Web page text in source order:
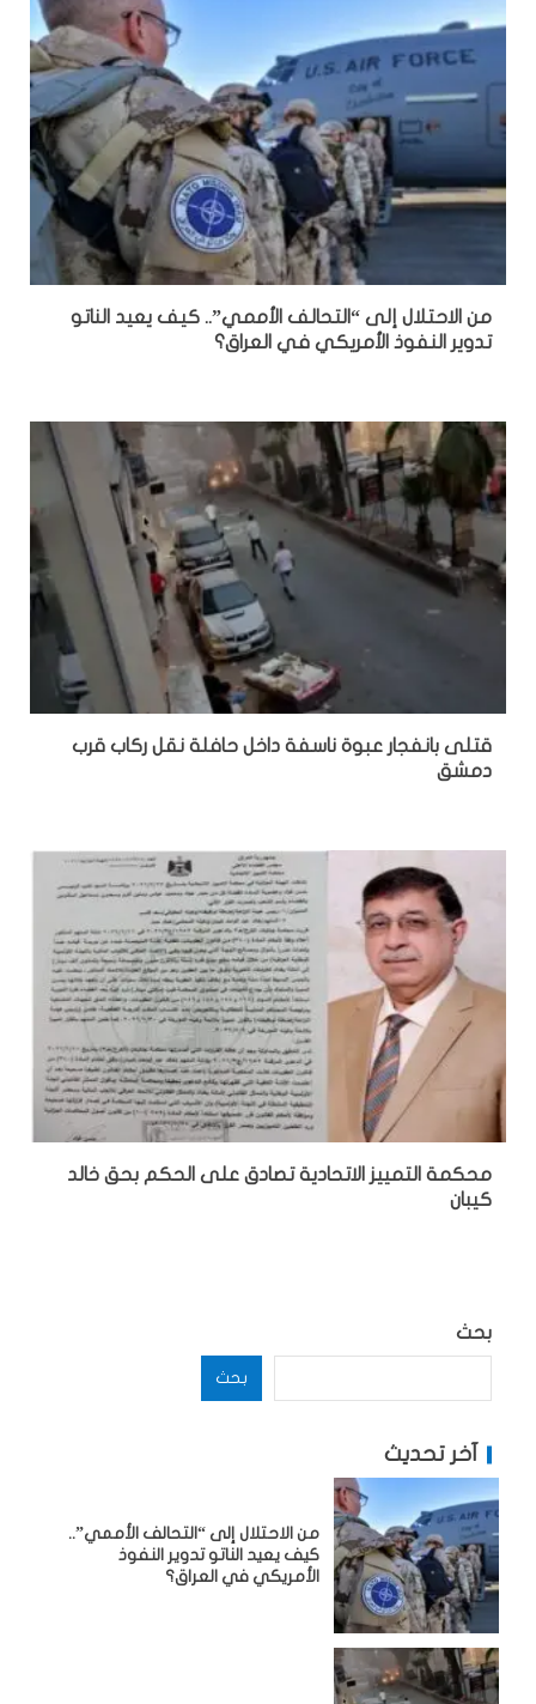
من الاحتلال إلى “التحالف الأممي”.. كيف يعيد الناتو
تدوير النفوذ الأمريكي في العراق؟
قتلى بانفجار عبوة ناسفة داخل حافلة نقل ركاب قرب
دمشق
محكمة التمييز الاتحادية تصادق على الحكم بحق خالد
كيبان
بحث
بحث
آخر تحديث
من الاحتلال إلى “التحالف الأممي”..
كيف يعيد الناتو تدوير النفوذ
الأمريكي في العراق؟